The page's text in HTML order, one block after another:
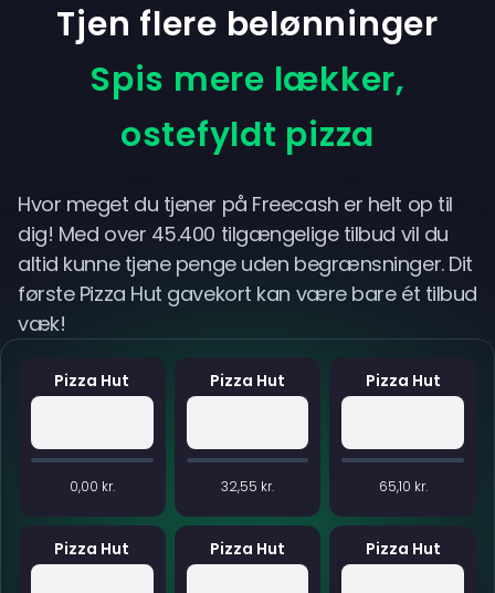
Pizza Hut
0,00 kr.
Pizza Hut
32,55 kr.
Pizza Hut
65,10 kr.
Pizza Hut Pizza Hut Pizza Hut
Tjen flere belønninger
Spis mere lækker,
ostefyldt pizza
Hvor meget du tjener på Freecash er helt op til
dig! Med over 45.400 tilgængelige tilbud vil du
altid kunne tjene penge uden begrænsninger. Dit
første Pizza Hut gavekort kan være bare ét tilbud
væk!